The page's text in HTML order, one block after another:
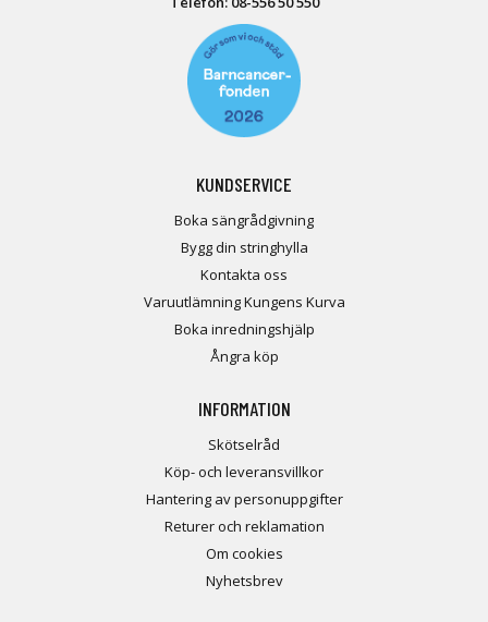
KUNDSERVICE
Boka sängrådgivning
Bygg din stringhylla
Kontakta oss
Varuutlämning Kungens Kurva
Boka inredningshjälp
Ångra köp
INFORMATION
Skötselråd
Köp- och leveransvillkor
Hantering av personuppgifter
Returer och reklamation
Om cookies
Nyhetsbrev